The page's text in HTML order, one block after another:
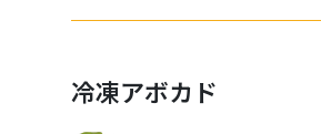
冷凍アボカド